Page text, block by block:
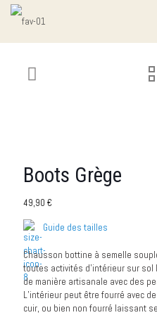
Boots Grège
49,90 €
Guide des tailles
Chausson bottine à semelle
toutes activités d’intérieur sur
de manière artisanale avec des
L’intérieur peut être fourré avec
cuir, ou bien non fourré laissant